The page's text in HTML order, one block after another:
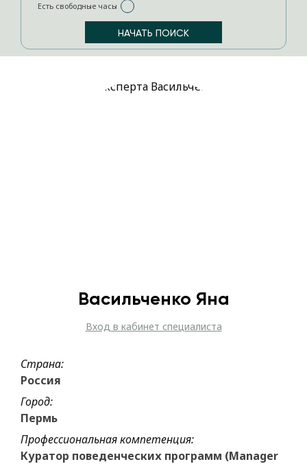
Есть свободные часы
Васильченко Яна
Вход в кабинет специалиста
Страна:
Россия
Город:
Пермь
Профессиональная компетенция:
Куратор поведенческих программ (Manager